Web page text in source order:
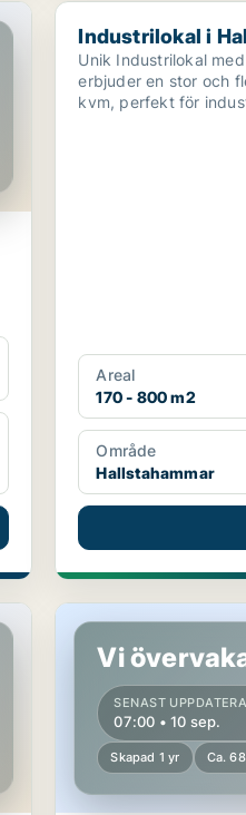
Industrilokal i
Industrilokal i
Unik Industrilokal med
erbjuder en stor och
kvm, perfekt för
Areal
170 - 800 m2
Område
Hallstahammar
Lager i Köping
Vi
SENAST
07:00 • 10 sep.
Skapad 1 yr Ca.